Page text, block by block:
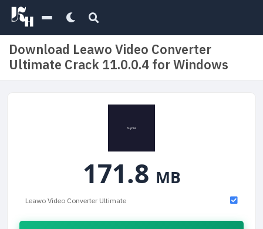
Download Leawo Video Converter
Ultimate Crack 11.0.0.4 for Windows
171.8 MB
Leawo Video Converter Ultimate